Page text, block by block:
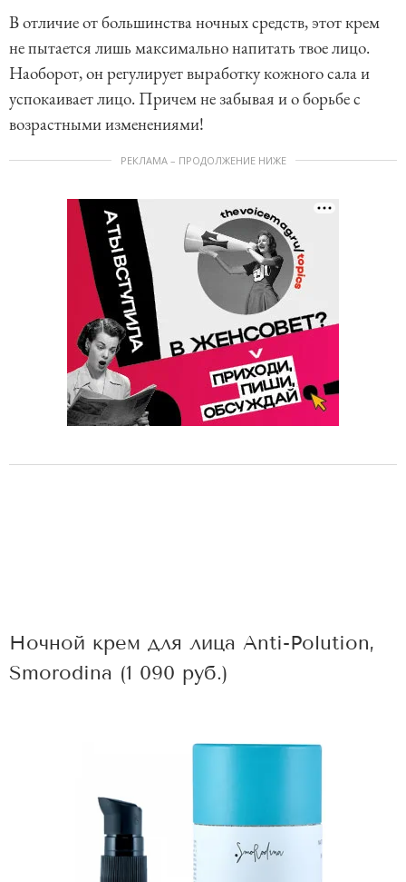
В отличие от большинства ночных средств, этот крем
не пытается лишь максимально напитать твое лицо.
Наоборот, он регулирует выработку кожного сала и
успокаивает лицо. Причем не забывая и о борьбе с
возрастными изменениями!
РЕКЛАМА – ПРОДОЛЖЕНИЕ НИЖЕ
Ночной крем для лица Anti-Polution,
Smorodina (1 090 руб.)